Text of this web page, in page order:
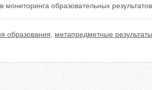
образовательных результатов.
образования метапредметные результаты